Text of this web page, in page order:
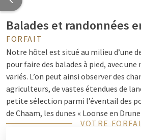
Balades et randonnées
FORFAIT
Notre hôtel est situé au milieu d’une
pour faire des balades à pied, avec
variés. L’on peut ainsi observer des
agriculteurs, de vastes étendues de
petite sélection parmi l’éventail des
de Chaam, les dunes « Loonse en
et les tourbières d'Oisterwijk, la
VOTRE